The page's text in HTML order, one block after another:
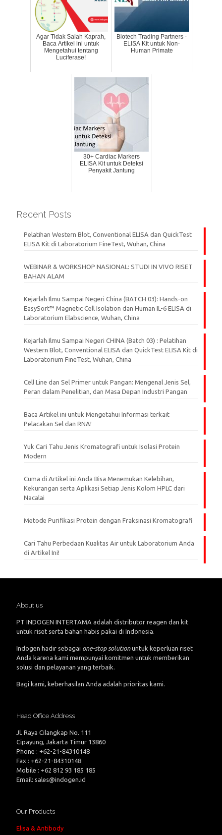
Agar Tidak Salah Kaprah,
Baca Artikel ini untuk
Mengetahui tentang
Luciferase!
Biotech Trading Partners -
ELISA Kit untuk Non-
Human Primate
30+ Cardiac Markers
ELISA Kit untuk Deteksi
Penyakit Jantung
Recent Posts
Pelatihan Western Blot, Conventional ELISA dan QuickTest
ELISA Kit di Laboratorium FineTest, Wuhan, China
WEBINAR & WORKSHOP NASIONAL: STUDI IN VIVO RISET
BAHAN ALAM
Kejarlah Ilmu Sampai Negeri China (BATCH 03): Hands-on
EasySort™ Magnetic Cell Isolation dan Human IL-6 ELISA di
Laboratorium Elabscience, Wuhan, China
Kejarlah Ilmu Sampai Negeri CHINA (Batch 03) : Pelatihan
Western Blot, Conventional ELISA dan QuickTest ELISA Kit di
Laboratorium FineTest, Wuhan, China
Cell Line dan Sel Primer untuk Pangan: Mengenal Jenis Sel,
Peran dalam Penelitian, dan Masa Depan Industri Pangan
Baca Artikel ini untuk Mengetahui Informasi terkait
Pelacakan Sel dan RNA!
Yuk Cari Tahu Jenis Kromatografi untuk Isolasi Protein
Modern
Cuma di Artikel ini Anda Bisa Menemukan Kelebihan,
Kekurangan serta Aplikasi Setiap Jenis Kolom HPLC dari
Nacalai
Metode Purifikasi Protein dengan Fraksinasi Kromatografi
Cari Tahu Perbedaan Kualitas Air untuk Laboratorium Anda
di Artikel Ini!
About us
PT INDOGEN INTERTAMA adalah distributor reagen dan kit
untuk riset serta bahan habis pakai di Indonesia.
Indogen hadir sebagai one-stop solutionuntuk keperluan riset
Anda karena kami mempunyai komitmen untuk memberikan
solusi dan pelayanan yang terbaik.
Bagi kami, keberhasilan Anda adalah prioritas kami.
Head Office Address
Jl. Raya Cilangkap No. 111
Cipayung, Jakarta Timur 13860
Phone : +62-21-84310148
Fax : +62-21-84310148
Mobile : +62 812 93 185 185
Email: sales@indogen.id
Our Products
Elisa & Antibody